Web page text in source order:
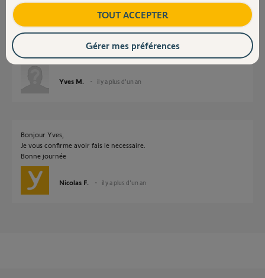
Bonjour pouvez vous reinitialiser ma.box connexoon
Yves Martin
Yves M. il y a plus d'un an
Bonjour Yves,
Je vous confirme avoir fais le necessaire.
Bonne journée
Nicolas F. il y a plus d'un an
TOUT ACCEPTER
Gérer mes préférences